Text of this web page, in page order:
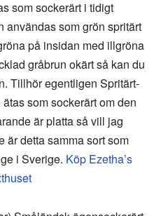
som sockerärt i tidigt
användas som grön spritärt
på insidan med illgröna
gråbrun okärt så kan du
Tillhör egentligen Spritärt-
som sockerärt om den
är platta så vill jag
är detta samma sort som
i Sverige. Köp Ezetha’s